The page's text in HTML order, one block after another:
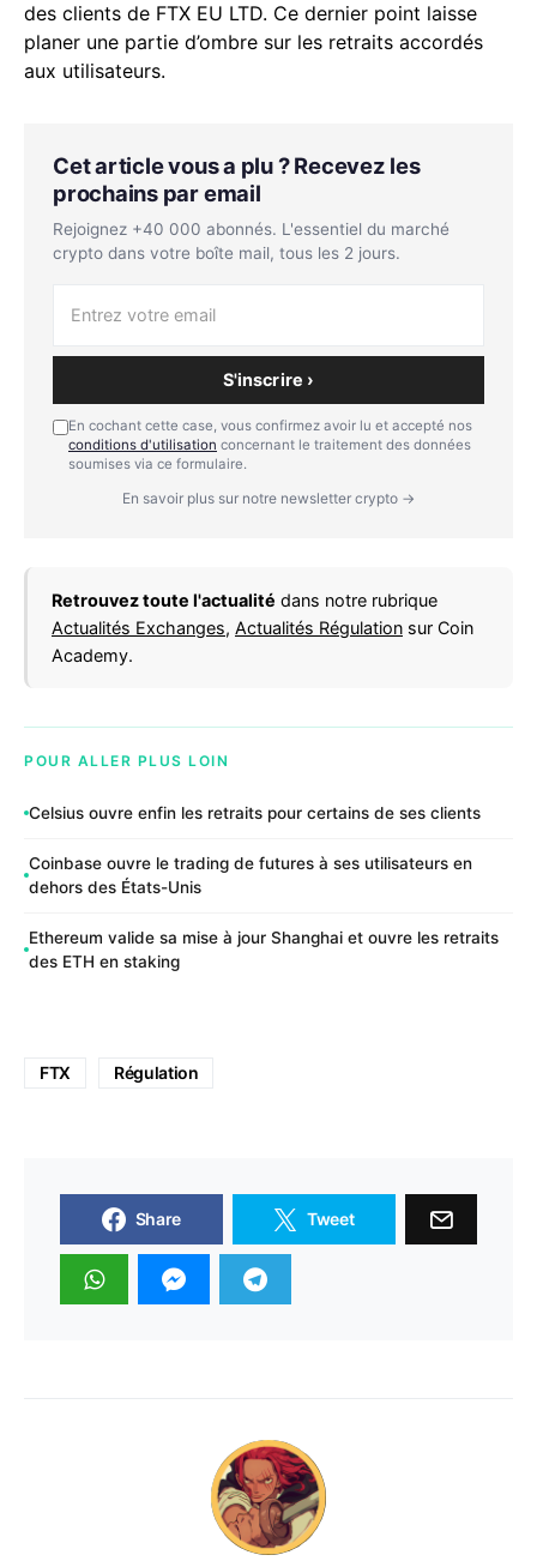
des clients de FTX EU LTD. Ce dernier point laisse
planer une partie d’ombre sur les retraits accordés
aux utilisateurs.
Cet article vous a plu ? Recevez les
prochains par email
Rejoignez +40 000 abonnés. L'essentiel du marché
crypto dans votre boîte mail, tous les 2 jours.
S'inscrire ›
En cochant cette case, vous confirmez avoir lu et accepté nos
conditions d'utilisation concernant le traitement des données
soumises via ce formulaire.
En savoir plus sur notre newsletter crypto →
Retrouvez toute l'actualité dans notre rubrique
Actualités Exchanges, Actualités Régulation sur Coin
Academy.
POUR ALLER PLUS LOIN
Celsius ouvre enfin les retraits pour certains de ses clients
Coinbase ouvre le trading de futures à ses utilisateurs en
dehors des États-Unis
Ethereum valide sa mise à jour Shanghai et ouvre les retraits
des ETH en staking
FTX Régulation
Share Tweet